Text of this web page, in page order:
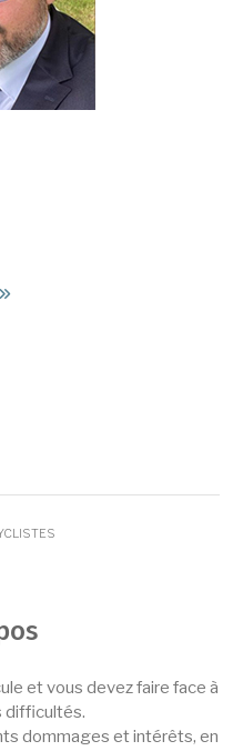
et vous devez faire face à
difficultés.
dommages et intérêts, en